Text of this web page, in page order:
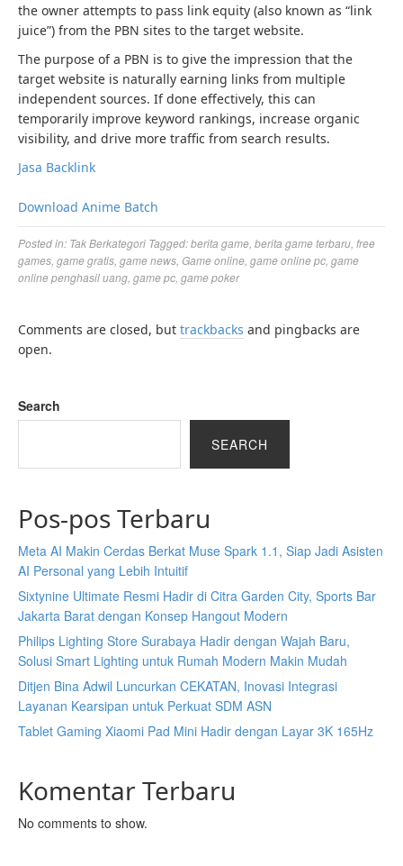
the owner attempts to pass link equity (also known as “link
juice”) from the PBN sites to the target website.
The purpose of a PBN is to give the impression that the
target website is naturally earning links from multiple
independent sources. If done effectively, this can
temporarily improve keyword rankings, increase organic
visibility, and drive more traffic from search results.
Jasa Backlink
Download Anime Batch
Posted in: Tak Berkategori Tagged:berita game berita game terbaru free
games game gratis game news Game online game online pc game
online penghasil uang game pc game poker
Comments are closed, but trackbacks and pingbacks are
open.
Search
SEARCH
Pos-pos Terbaru
Meta AI Makin Cerdas Berkat Muse Spark 1.1, Siap Jadi Asisten
AI Personal yang Lebih Intuitif
Sixtynine Ultimate Resmi Hadir di Citra Garden City, Sports Bar
Jakarta Barat dengan Konsep Hangout Modern
Philips Lighting Store Surabaya Hadir dengan Wajah Baru,
Solusi Smart Lighting untuk Rumah Modern Makin Mudah
Ditjen Bina Adwil Luncurkan CEKATAN, Inovasi Integrasi
Layanan Kearsipan untuk Perkuat SDM ASN
Tablet Gaming Xiaomi Pad Mini Hadir dengan Layar 3K 165Hz
Komentar Terbaru
No comments to show.